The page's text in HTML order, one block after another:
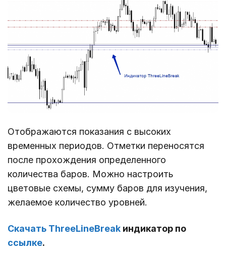
Отображаются показания с высоких
временных периодов. Отметки переносятся
после прохождения определенного
количества баров. Можно настроить
цветовые схемы, сумму баров для изучения,
желаемое количество уровней.
Скачать ThreeLineBreak индикатор по
ссылке.